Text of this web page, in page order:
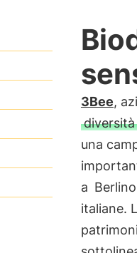
3Bee,
una
a Berlino
italiane.